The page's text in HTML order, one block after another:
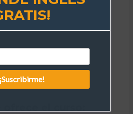
el curso:
¡Suscribirme!